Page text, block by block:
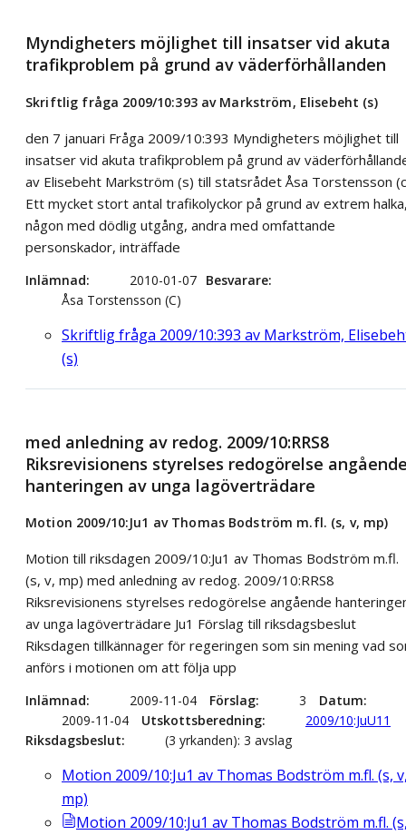
Myndigheters möjlighet till insatser vid akuta
trafikproblem på grund av väderförhållanden
Skriftlig fråga 2009/10:393 av Markström, Elisebeht (s)
den 7 januari Fråga 2009/10:393 Myndigheters möjlighet till
insatser vid akuta trafikproblem på grund av
av Elisebeht Markström (s) till statsrådet Åsa Torstensson
Ett mycket stort antal trafikolyckor på grund av extrem
någon med dödlig utgång, andra med omfattande
personskador, inträffade
Inlämnad 2010-01-07 Besvarare
Åsa Torstensson (C)
Skriftlig fråga 2009/10:393 av Markström,
(s)
med anledning av redog. 2009/10:RRS8
Riksrevisionens styrelses redogörelse
hanteringen av unga lagöverträdare
Motion 2009/10:Ju1 av Thomas Bodström m.fl. (s, v, mp)
Motion till riksdagen 2009/10:Ju1 av Thomas Bodström m.fl.
(s, v, mp) med anledning av redog. 2009/10:RRS8
Riksrevisionens styrelses redogörelse angående
av unga lagöverträdare Ju1 Förslag till riksdagsbeslut
Riksdagen tillkännager för regeringen som sin mening vad
anförs i motionen om att följa upp
Inlämnad 2009-11-04 Förslag 3
Datum
2009-11-04
Utskottsberedning
2009/10:JuU11
Riksdagsbeslut
(3 yrkanden): 3 avslag
Motion 2009/10:Ju1 av Thomas Bodström m.fl. (s,
mp)
Motion 2009/10:Ju1 av Thomas Bodström m.fl.